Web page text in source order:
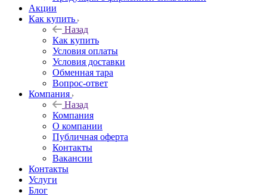
Акции
Как купить
Назад
Как купить
Условия оплаты
Условия доставки
Обменная тара
Вопрос-ответ
Компания
Назад
Компания
О компании
Публичная оферта
Контакты
Вакансии
Контакты
Услуги
Блог